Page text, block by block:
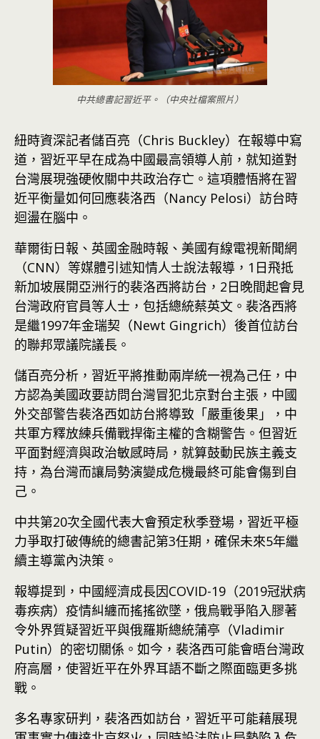
中共總書記習近平。（中央社檔案照片）
紐時資深記者儲百亮（Chris Buckley）在報導中寫
道，習近平早在成為中國最高領導人前，就知道對
台灣展現強硬攸關中共政治存亡。這項體悟將在習
近平衡量如何回應裴洛西（Nancy Pelosi）訪台時
迴盪在腦中。
華爾街日報、英國金融時報、美國有線電視新聞網
（CNN）等媒體引述知情人士說法報導，1日飛抵
新加坡展開亞洲行的裴洛西將訪台，2日晚間起會見
台灣政府官員等人士，包括總統蔡英文。裴洛西將
是繼1997年金瑞契（Newt Gingrich）後首位訪台
的聯邦眾議院議長。
儲百亮分析，習近平將推動兩岸統一視為己任，中
方認為美國政要訪問台灣冒犯北京對台主張，中國
外交部警告裴洛西如訪台將導致「嚴重後果」，中
共軍方釋放練兵備戰捍衛主權的含糊警告。但習近
平面對經濟與政治敏感時局，就算鼓動民族主義支
持，為台灣而讓局勢演變成危機最終可能會傷到自
己。
中共第20次全國代表大會預定秋季登場，習近平極
力爭取打破傳統的總書記第3任期，確保未來5年繼
續主導黨內決策。
報導提到，中國經濟成長因COVID-19（2019冠狀病
毒疾病）疫情糾纏而搖搖欲墜，俄烏戰爭陷入膠著
令外界質疑習近平與俄羅斯總統蒲亭（Vladimir
Putin）的密切關係。如今，裴洛西可能會晤台灣政
府高層，使習近平在外界耳語不斷之際面臨更多挑
戰。
多名專家研判，裴洛西如訪台，習近平可能藉展現